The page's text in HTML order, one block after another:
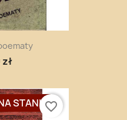
STANIEfavorite_border